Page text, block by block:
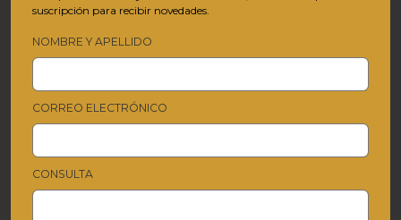
suscripción para recibir novedades.
NOMBRE Y APELLIDO
CORREO ELECTRÓNICO
CONSULTA